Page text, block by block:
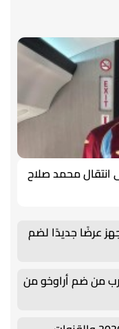
انتقال محمد صلاح
عرضًا جديدًا لضم
من ضم أراوخو من